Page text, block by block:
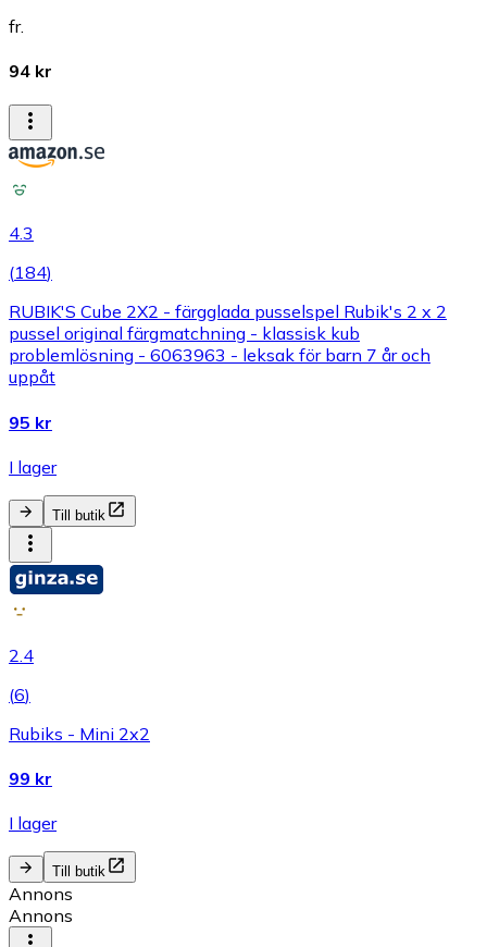
fr.
94 kr
4.3
(184)
RUBIK'S Cube 2X2 - färgglada pusselspel Rubik's 2 x 2
pussel original färgmatchning - klassisk kub
problemlösning - 6063963 - leksak för barn 7 år och
uppåt
95 kr
I lager
Till butik
2.4
(6)
Rubiks - Mini 2x2
99 kr
I lager
Till butik
Annons
Annons